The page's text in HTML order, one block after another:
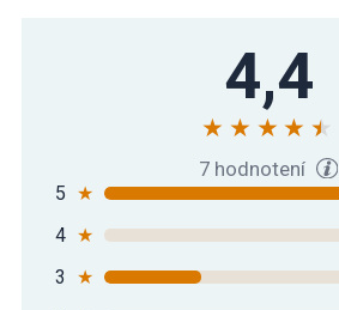
4,4
7 hodnotení
5 ★
4 ★
3
★